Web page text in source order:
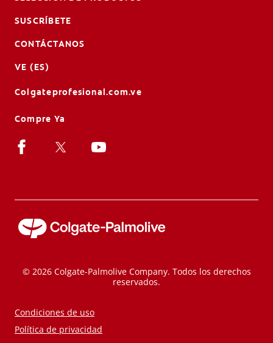
SUSCRÍBETE
CONTÁCTANOS
VE (ES)
Colgateprofesional.com.ve
Compre Ya
© 2026 Colgate-Palmolive Company. Todos los derechos
reservados.
Condiciones de uso
Política de privacidad